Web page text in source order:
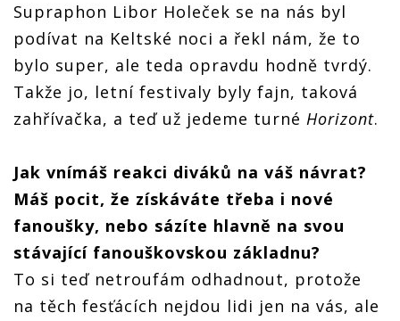
Supraphon Libor Holeček se na nás byl
podívat na Keltské noci a řekl nám, že to
bylo super, ale teda opravdu hodně tvrdý.
Takže jo, letní festivaly byly fajn, taková
zahřívačka, a teď už jedeme turné Horizont.
Jak vnímáš reakci diváků na váš návrat?
Máš pocit, že získáváte třeba i nové
fanoušky, nebo sázíte hlavně na svou
stávající fanouškovskou základnu?
To si teď netroufám odhadnout, protože
na těch fesťácích nejdou lidi jen na vás, ale